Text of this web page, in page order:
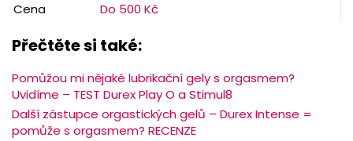
Cena
Do 500 Kč
Přečtěte si také:
Pomůžou mi nějaké lubrikační gely s orgasmem?
Uvidíme – TEST Durex Play O a Stimul8
Další zástupce orgastických gelů – Durex Intense =
pomůže s orgasmem? RECENZE